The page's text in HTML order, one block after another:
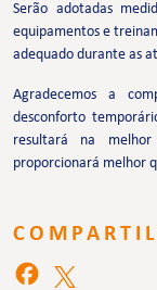
Serão adotadas
equipamentos e
adequado durante as
Agradecemos a
desconforto
resultará na
proporcionará melhor